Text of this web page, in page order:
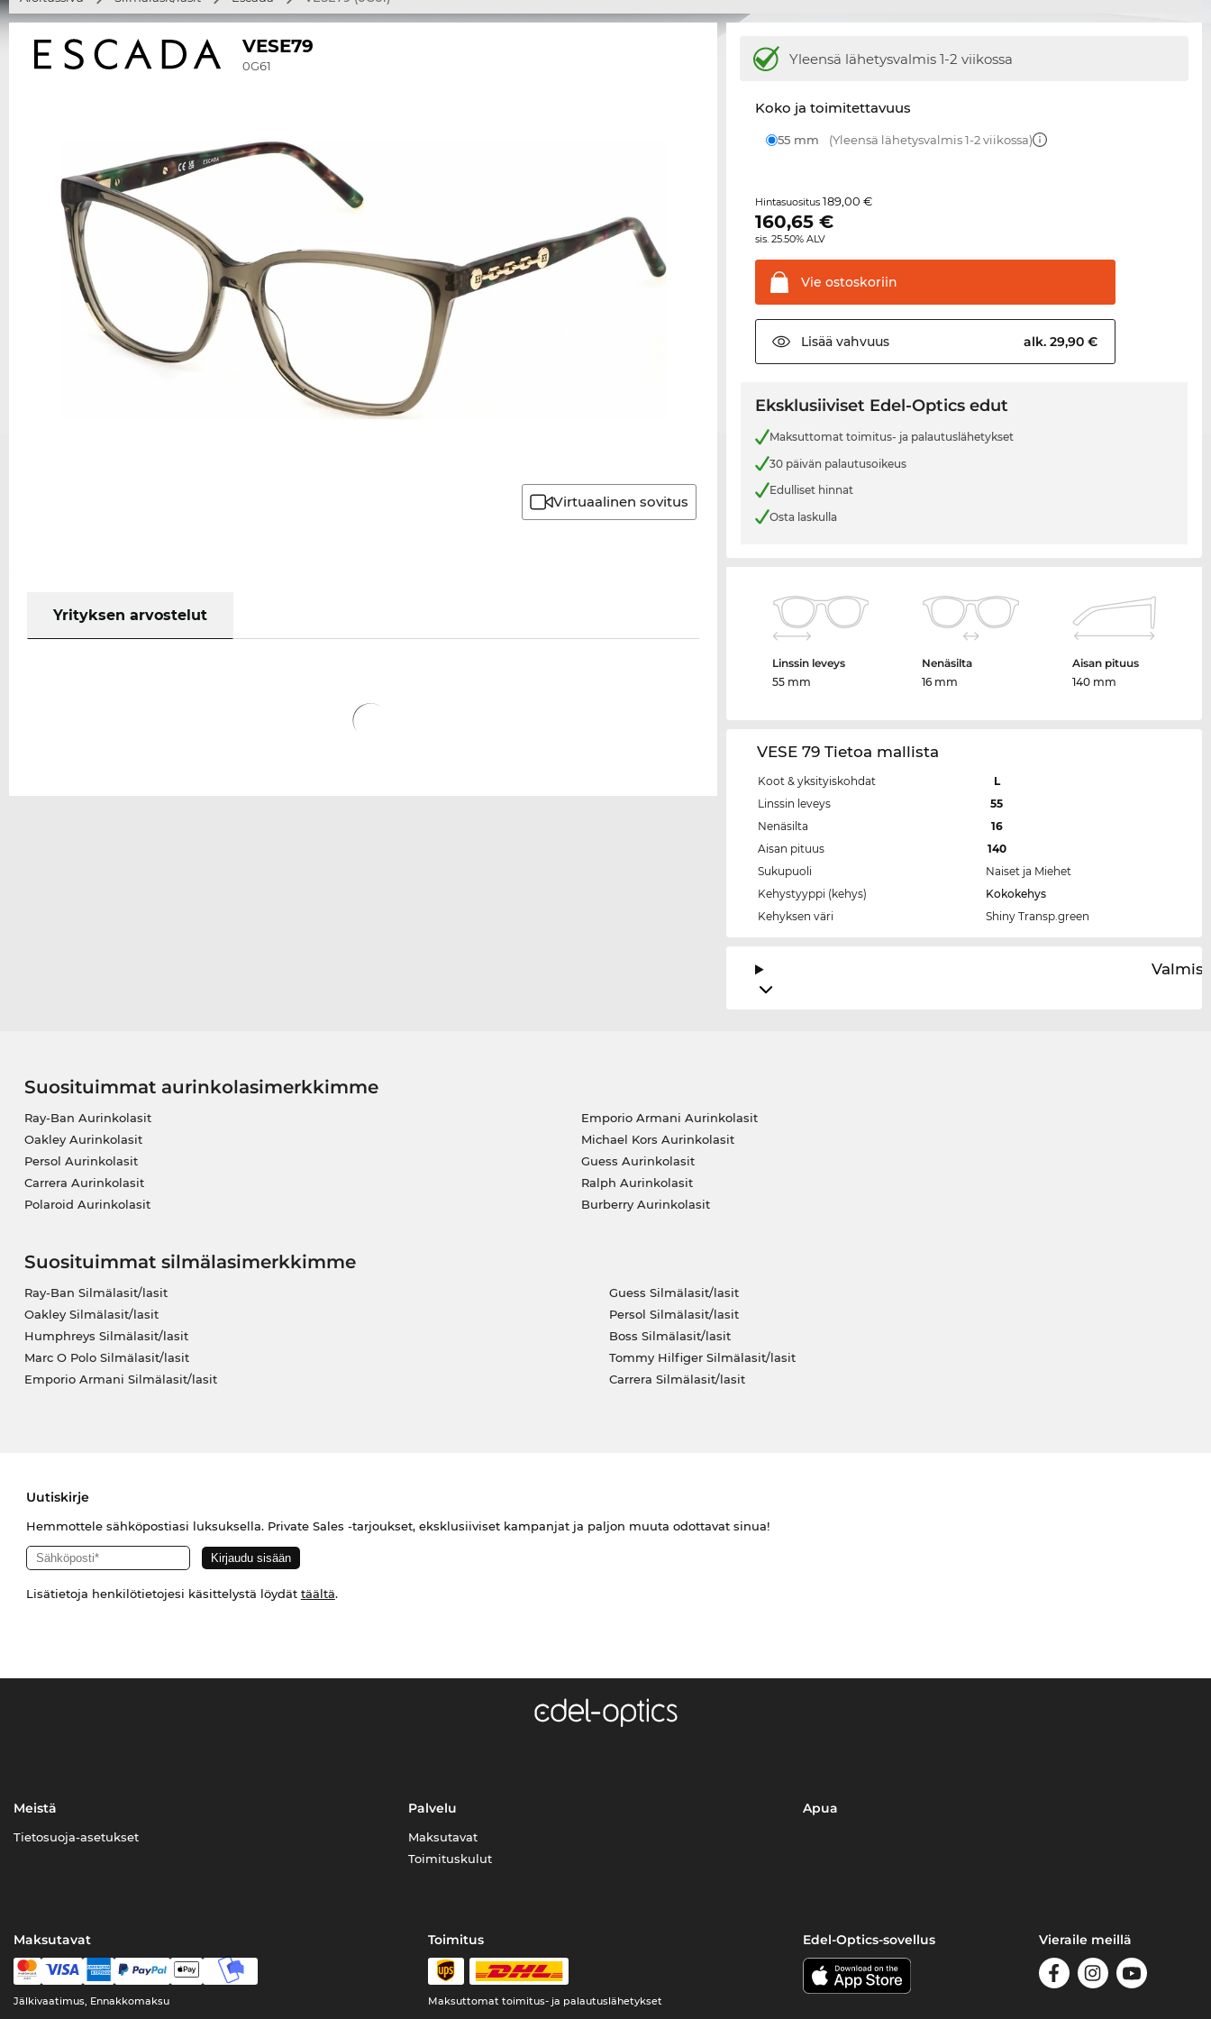
VESE79
0G61
Virtuaalinen sovitus
Yrityksen arvostelut
Yleensä lähetysvalmis1-2 viikossa
Koko ja toimitettavuus
55 mm (Yleensä lähetysvalmis 1-2 viikossa)
Hintasuositus189,00 €
160,65 €
sis. 25.50% ALV
Vie ostoskoriin
Lisää vahvuus alk. 29,90 €
Eksklusiiviset Edel-Optics edut
Maksuttomat toimitus- ja palautuslähetykset
30 päivän palautusoikeus
Edulliset hinnat
Osta laskulla
Linssin leveys
55 mm
Nenäsilta
16 mm
Aisan pituus
140 mm
VESE 79 Tietoa mallista
Koot & yksityiskohdat
L
Linssin leveys
55
Nenäsilta
16
Aisan pituus
140
Sukupuoli
Naiset ja Miehet
Kehystyyppi (kehys)
Kokokehys
Kehyksen väri
Shiny Transp.green
Suosituimmat aurinkolasimerkkimme
Ray-Ban Aurinkolasit
Oakley Aurinkolasit
Persol Aurinkolasit
Carrera Aurinkolasit
Polaroid Aurinkolasit
Emporio Armani Aurinkolasit
Michael Kors Aurinkolasit
Guess Aurinkolasit
Ralph Aurinkolasit
Burberry Aurinkolasit
Suosituimmat silmälasimerkkimme
Ray-Ban Silmälasit/lasit
Oakley Silmälasit/lasit
Humphreys Silmälasit/lasit
Marc O Polo Silmälasit/lasit
Emporio Armani Silmälasit/lasit
Guess Silmälasit/lasit
Persol Silmälasit/lasit
Boss Silmälasit/lasit
Tommy Hilfiger Silmälasit/lasit
Carrera Silmälasit/lasit
Uutiskirje
Hemmottele sähköpostiasi luksuksella. Private Sales -tarjoukset, eksklusiiviset kampanjat ja paljon muuta odottavat sinua!
Lisätietoja henkilötietojesi käsittelystä löydät täältä.
Meistä
Tietosuoja-asetukset
Palvelu
Maksutavat
Toimituskulut
Apua
Maksutavat
Jälkivaatimus, Ennakkomaksu
Toimitus
Maksuttomat toimitus- ja palautuslähetykset
Edel-Optics-sovellus Vieraile meillä